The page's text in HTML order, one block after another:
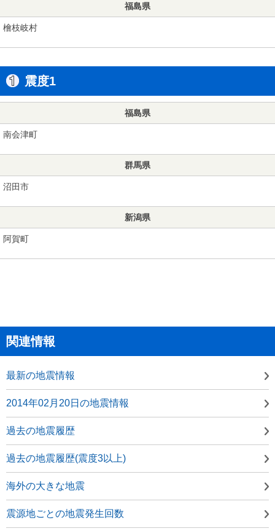
福島県
檜枝岐村
震度1
福島県
南会津町
群馬県
沼田市
新潟県
阿賀町
関連情報
最新の地震情報
2014年02月20日の地震情報
過去の地震履歴
過去の地震履歴(震度3以上)
海外の大きな地震
震源地ごとの地震発生回数